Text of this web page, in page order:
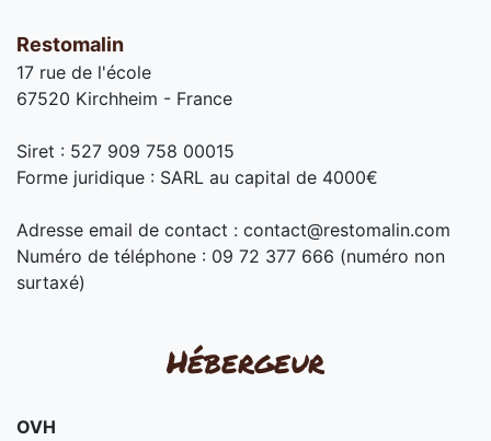
Restomalin
17 rue de l'école
67520 Kirchheim - France
Siret : 527 909 758 00015
Forme juridique : SARL au capital de 4000€
Adresse email de contact : contact@restomalin.com
Numéro de téléphone : 09 72 377 666 (numéro non
surtaxé)
Hébergeur
OVH